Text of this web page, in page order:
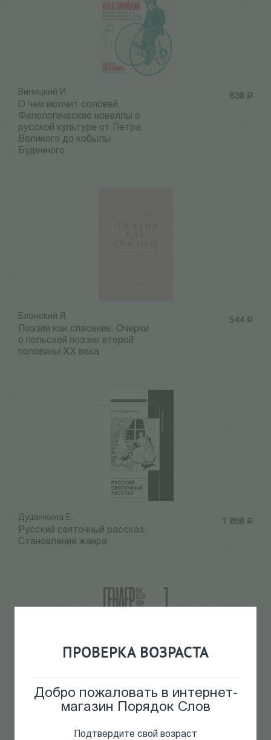
ПРОВЕРКА ВОЗРАСТА
Добро пожаловать в интернет-
магазин Порядок Слов
Подтвердите свой возраст
830 Р
Виницкий И.
О чем молчит соловей.
Филологические новеллы о
русской культуре от Петра
Великого до кобылы
Буденного
544 Р
Блонский Я.
Поэзия как спасение. Очерки
о польской поэзии второй
половины XX века
1 080 Р
Душечкина Е.
Русский святочный рассказ.
Становление жанра
Савкина И.
русской женской литературы